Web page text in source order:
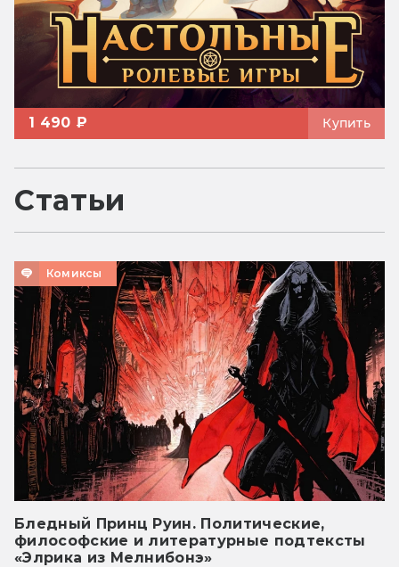
1 490 ₽ Купить
Статьи
Комиксы
Бледный Принц Руин. Политические,
философские и литературные подтексты
«Элрика из Мелнибонэ»